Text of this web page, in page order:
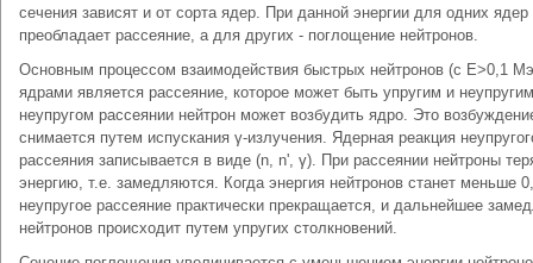
сечения зависят и от сорта ядер. При данной энергии для одних ядер
преобладает рассеяние, а для других - поглощение нейтронов.
Основным процессом взаимодействия быстрых нейтронов (с Е>0,1
ядрами является рассеяние, которое может быть упругим и
неупругом рассеянии нейтрон может возбудить ядро. Это
снимается путем испускания γ-излучения. Ядерная реакция
рассеяния записывается в виде (n, n', γ). При рассеянии нейтроны
энергию, т.е. замедляются. Когда энергия нейтронов станет меньше
неупругое рассеяние практически прекращается, и дальнейшее
нейтронов происходит путем упругих столкновений.